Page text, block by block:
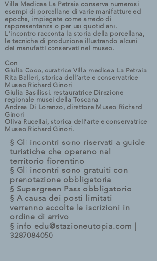
Villa Medicea La Petraia conserva numerosi
esempi di porcellane di varie manifatture ed
epoche, impiegate come arredo di
rappresentanza o per usi quotidiani.
L'incontro racconta la storia della porcellana,
le tecniche di produzione illustrando alcuni
dei manufatti conservati nel museo.
Con
Giulia Coco, curatrice Villa medicea La Petraia
Rita Balleri, storica dell’arte e conservatrice
Museo Richard Ginori
Giulia Basilissi, restauratrice Direzione
regionale musei della Toscana
Andrea Di Lorenzo, direttore Museo Richard
Ginori
Oliva Rucellai, storica dell’arte e conservatrice
Museo Richard Ginori.
§ Gli incontri sono riservati a guide
turistiche che operano nel
territorio fiorentino
§ Gli incontri sono gratuiti con
prenotazione obbligatoria
§ Supergreen Pass obbligatorio
§ A causa dei posti limitati
verranno accolte le iscrizioni in
ordine di arrivo
§ info edu@stazioneutopia.com |
3287084050